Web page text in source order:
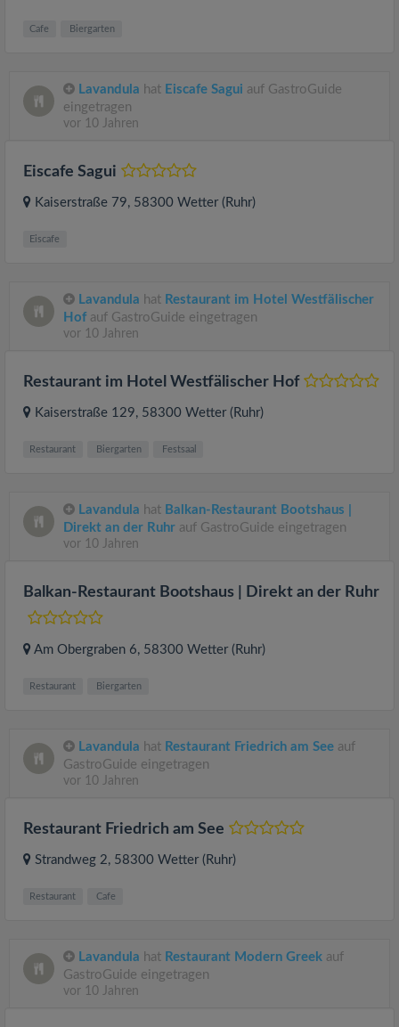
Cafe Biergarten
Lavandula hat Eiscafe Sagui auf GastroGuide
eingetragen
vor 10 Jahren
Eiscafe Sagui
Kaiserstraße 79, 58300 Wetter (Ruhr)
Eiscafe
Lavandula hat Restaurant im Hotel Westfälischer
Hof auf GastroGuide eingetragen
vor 10 Jahren
Restaurant im Hotel Westfälischer Hof
Kaiserstraße 129, 58300 Wetter (Ruhr)
Restaurant Biergarten Festsaal
Lavandula hat Balkan-Restaurant Bootshaus |
Direkt an der Ruhr auf GastroGuide eingetragen
vor 10 Jahren
Balkan-Restaurant Bootshaus | Direkt an der Ruhr
Am Obergraben 6, 58300 Wetter (Ruhr)
Restaurant Biergarten
Lavandula hat Restaurant Friedrich am See auf
GastroGuide eingetragen
vor 10 Jahren
Restaurant Friedrich am See
Strandweg 2, 58300 Wetter (Ruhr)
Restaurant Cafe
Lavandula hat Restaurant Modern Greek auf
GastroGuide eingetragen
vor 10 Jahren